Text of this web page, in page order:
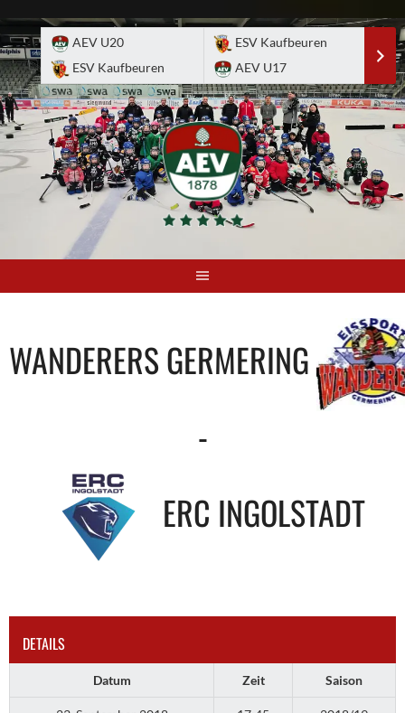
to
content
AEV U20
ESV Kaufbeuren
ESV Kaufbeuren
AEV U17
WANDERERS GERMERING
-
ERC INGOLSTADT
DETAILS
Datum Zeit Saison